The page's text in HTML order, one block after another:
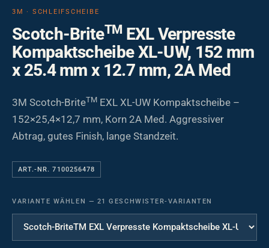
3M · SCHLEIFSCHEIBE
Scotch-BriteTMEXL Verpresste
Kompaktscheibe XL-UW, 152 mm
x 25.4 mm x 12.7 mm, 2A Med
3M Scotch-BriteTM EXL XL-UW Kompaktscheibe –
152×25,4×12,7 mm, Korn 2A Med. Aggressiver
Abtrag, gutes Finish, lange Standzeit.
ART.-NR. 7100256478
VARIANTE WÄHLEN — 21 GESCHWISTER-VARIANTEN